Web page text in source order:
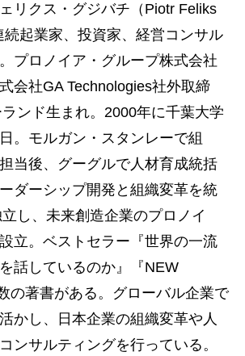
リクス・グジバチ（Piotr Feliks
続起業家、投資家、経営コンサル
プロノイア・グループ株式会社
会社GA Technologies社外取締
ンド生まれ。2000年に千葉大学
。モルガン・スタンレーで組
当後、グーグルで人材育成統括
ダーシップ開発と組織変革を統
し、未来創造企業のプロノイ
立。ベストセラー『世界の一流
話しているのか』『NEW
の著書がある。グローバル企業で
かし、日本企業の組織変革や人
ンサルティングを行っている。